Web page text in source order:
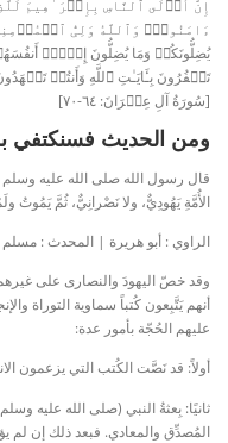
إِنَّ أَوۡلَى ٱلنَّاسِ بِإِبۡرَ ٰ⁠هِیمَ
تَكۡفُرُونَ بِـَٔایَـٰتِ ٱللَّهِ وَأَنتُمۡ تَشۡهَدُونَ
[سُورَةُ آلِ عِمۡرَانَ: ٦٤-٧٠]
ومن الحديث فسنكتفي
قال رسول الله صلى الله عليه
الأُمَّةِ يَهُودِيٌّ، ولا نَصْرانِيٌّ، ثُمَّ يَمُوتُ
الراوي : أبو هريرة | المحدث :
وقد خصّ اليهودَ والنصارى على
أنهم يَتَّبِعون كُتباً سماوية التوراة
عليهم الحُجّة بأمور عدة:
أولاً: قد نَصَّت الكُتب التي يزعمون
ثانيًا: بِعثةُ النبي (صلى الله عليه
المُصدِّق والمعادي. فبعد ذلك إن لم